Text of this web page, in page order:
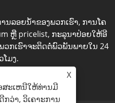
ລອຍ​ນ​້​ໍາ​ຂອງ​ພວກ​ເຮົາ​, ການ​ໂຄ​
ຫຼື pricelist​, ກະ​ລຸ​ນາ​ປ່ອຍ​ໃຫ້​ອີ​
ວກ​ເຮົາ​ຈະ​ຕິດ​ຕໍ່​ພົວ​ພັນ​ພາຍ​ໃນ 24
ໂມງ​.
X
ສະເຫນີໃຫ້ທ່ານມີ
ວ່າ, ວິເຄາະການ